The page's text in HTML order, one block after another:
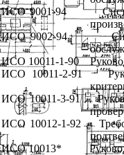
ИСО 9001-94 Системы
ИСО 9002-94 Системы
ИСО 10011-1-90
ИСО 10011-2-91
ИСО 10011-3-91
ИСО 10012-1-92
ИСО 10013*